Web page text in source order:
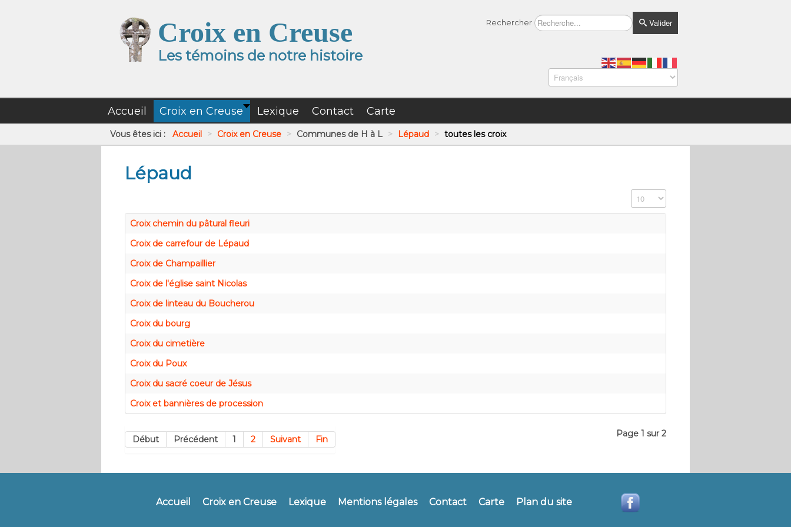
Croix en Creuse
Les témoins de notre histoire
Rechercher Valider
Accueil Croix en Creuse Lexique Contact Carte
Vous êtes ici : Accueil > Croix en Creuse > Communes de H à L > Lépaud > toutes les croix
Lépaud
Affichage #
Croix chemin du pâtural fleuri
Croix de carrefour de Lépaud
Croix de Champaillier
Croix de l'église saint Nicolas
Croix de linteau du Boucherou
Croix du bourg
Croix du cimetière
Croix du Poux
Croix du sacré coeur de Jésus
Croix et bannières de procession
Page 1 sur 2
Début Précédent 1 2 Suivant Fin
Accueil Croix en Creuse Lexique Mentions légales Contact Carte Plan du site